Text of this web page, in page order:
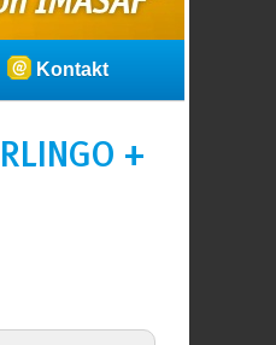
Kontakt
+